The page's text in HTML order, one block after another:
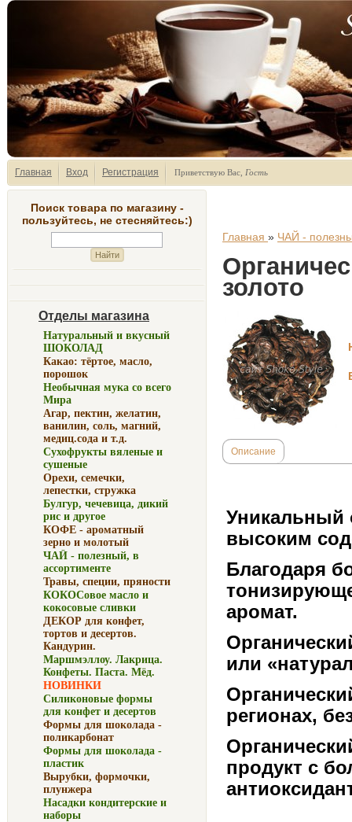
Главная Вход Регистрация Приветствую Вас Гость
Поиск товара по магазину -
пользуйтесь, не стесняйтесь:)
Отделы магазина
Натуральный и вкусный
ШОКОЛАД
Какао: тёртое, масло,
порошок
Необычная мука со всего
Мира
Агар, пектин, желатин,
ванилин, соль, магний,
медиц.сода и т.д.
Сухофрукты вяленые и
сушеные
Орехи, семечки,
лепестки, стружка
Булгур, чечевица, дикий
рис и другое
КОФЕ - ароматный
зерно и молотый
ЧАЙ - полезный, в
ассортименте
Травы, специи, пряности
КОКОСовое масло и
кокосовые сливки
ДЕКОР для конфет,
тортов и десертов.
Кандурин.
Маршмэллоу. Лакрица.
Конфеты. Паста. Мёд.
НОВИНКИ
Силиконовые формы
для конфет и десертов
Формы для шоколада -
поликарбонат
Формы для шоколада -
пластик
Вырубки, формочки,
плунжера
Насадки кондитерские и
наборы
Главная » ЧАЙ -
золото
Описание
Уникальный
высоким
Благодаря
аромат.
или
регионах,
продукт с